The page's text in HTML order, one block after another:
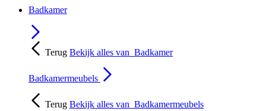
Badkamer
Terug Bekijk alles van Badkamer
Badkamermeubels
Terug Bekijk alles van Badkamermeubels